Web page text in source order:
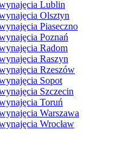
Lublin
Olsztyn
Piaseczno
Poznań
Radom
Raszyn
Rzeszów
Sopot
Szczecin
Toruń
Warszawa
Wrocław